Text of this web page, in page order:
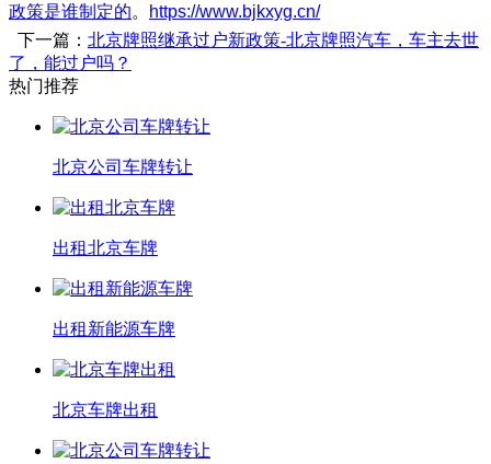
政策是谁制定的。
https://www.bjkxyg.cn/
下一篇： 北京牌照继承过户新政策-北京牌照汽车，车主去世
了，能过户吗？
热门推荐
北京公司车牌转让
出租北京车牌
出租新能源车牌
北京车牌出租